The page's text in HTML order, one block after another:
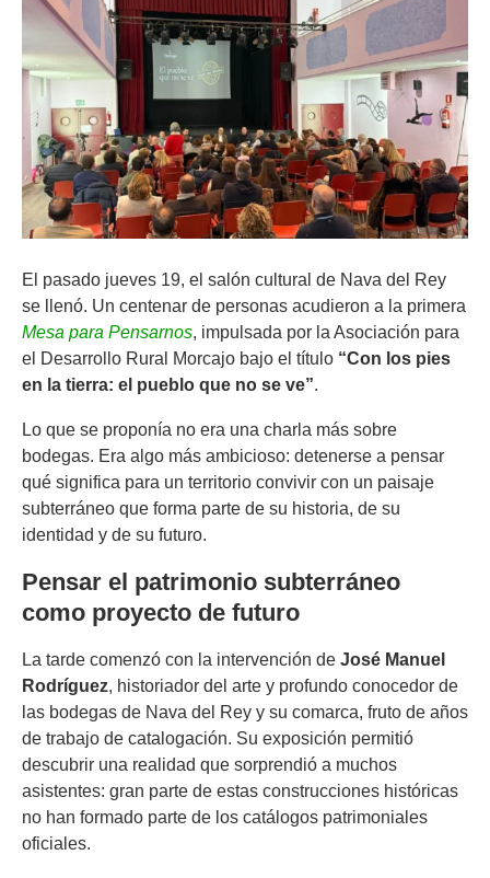
El pasado jueves 19, el salón cultural de Nava del Rey
se llenó. Un centenar de personas acudieron a la primera
Mesa para Pensarnos, impulsada por la Asociación para
el Desarrollo Rural Morcajo bajo el título “Con los pies
en la tierra: el pueblo que no se ve”.
Lo que se proponía no era una charla más sobre
bodegas. Era algo más ambicioso: detenerse a pensar
qué significa para un territorio convivir con un paisaje
subterráneo que forma parte de su historia, de su
identidad y de su futuro.
Pensar el patrimonio subterráneo
como proyecto de futuro
La tarde comenzó con la intervención de José Manuel
Rodríguez, historiador del arte y profundo conocedor de
las bodegas de Nava del Rey y su comarca, fruto de años
de trabajo de catalogación. Su exposición permitió
descubrir una realidad que sorprendió a muchos
asistentes: gran parte de estas construcciones históricas
no han formado parte de los catálogos patrimoniales
oficiales.